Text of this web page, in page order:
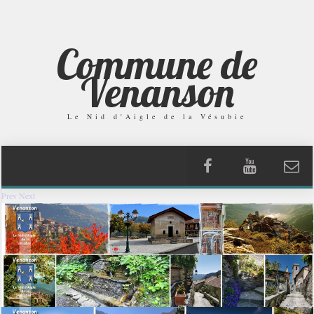
Commune de
Venanson
Le Nid d'Aigle de la Vésubie
Prev Next